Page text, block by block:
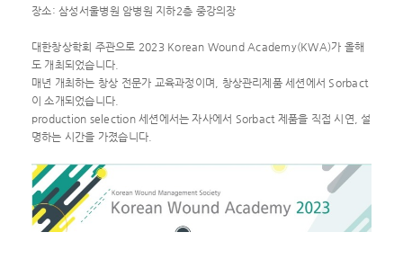
장소: 삼성서울병원 암병원 지하2층 중강의장
대한창상학회 주관으로 2023 Korean Wound Academy(KWA)가 올해
도 개최되었습니다.
매년 개최하는 창상 전문가 교육과정이며, 창상관리제품 세션에서 Sorbact
이 소개되었습니다.
production selection 세션에서는 자사에서 Sorbact 제품을 직접 시연, 설
명하는 시간을 가졌습니다.